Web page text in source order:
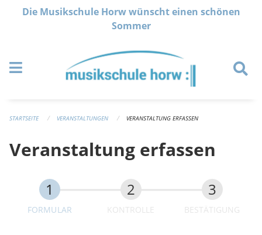
Navigation überspringen
Die Musikschule Horw wünscht einen schönen
Sommer
STARTSEITE VERANSTALTUNGEN VERANSTALTUNG ERFASSEN
Veranstaltung erfassen
FORMULAR KONTROLLE BESTÄTIGUNG